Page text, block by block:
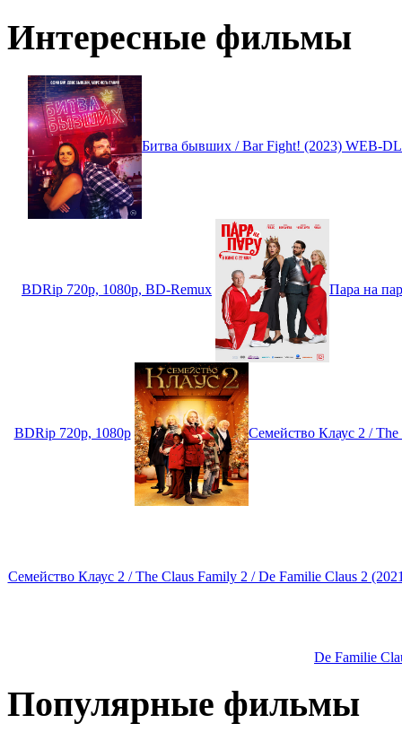
Интересные фильмы
Битва бывших / Bar Fight! (2023) WEB-
BDRip 720p, 1080p, BD-Remux Пара на
BDRip 720p, 1080p Семейство Клаус 2 /
Семейство Клаус 2 / The Claus Family 2 / De Familie Claus 2
De Familie
Популярные фильмы